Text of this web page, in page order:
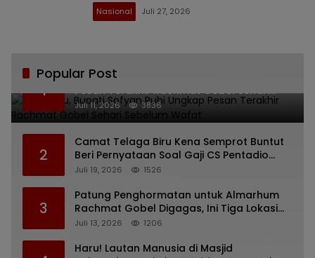
Nasional Juli 27, 2026
Popular Post
1
Bikin Haru, Bupati Sofyan Puhi Ungkap
Pesan Terakhir Rachmat Gobel Sehari
Sebelum Wafat
Juli 11, 2026 3836
2
Camat Telaga Biru Kena Semprot Buntut
Beri Pernyataan Soal Gaji CS Pentadio
Barat yang Nunggak
Juli 19, 2026 1526
3
Patung Penghormatan untuk Almarhum
Rachmat Gobel Digagas, Ini Tiga Lokasi
yang Diusulkan
Juli 13, 2026 1206
Haru! Lautan Manusia di Masjid